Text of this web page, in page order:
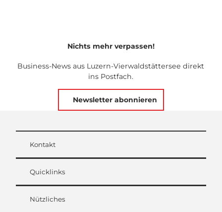
Nichts mehr verpassen!
Business-News aus Luzern-Vierwaldstättersee direkt
ins Postfach.
Newsletter abonnieren
Kontakt
Quicklinks
Nützliches